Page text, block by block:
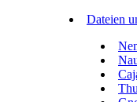
Dateien